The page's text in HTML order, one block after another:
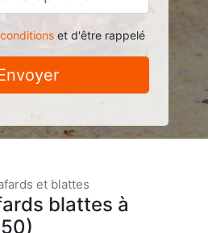
conditionset d'être rappelé
et blattes
blattes à